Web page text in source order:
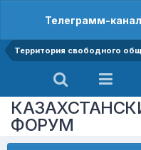
Телеграмм-
Территория свободного
ФОРУМ